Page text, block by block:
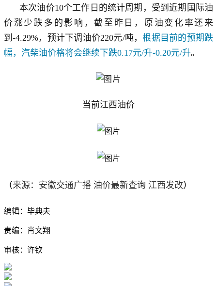
本次油价10个工作日的统计周期，受到近期国际油
价涨少跌多的影响，截至昨日，原油变化率还来
到-4.29%，预计下调油价220元/吨，根据目前的预期跌
幅，汽柴油价格将会继续下跌0.17元/升-0.20元/升。
当前江西油价
（来源：安徽交通广播 油价最新查询 江西发改）
编辑：毕典夫
责编：肖文翔
审核：许钦